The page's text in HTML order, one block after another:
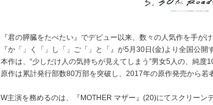
『君の膵臓をたべたい』でデビュー以来、数々の人気作を手が
『か「」く「」し「」ご「」と「』が5月30日(金)より全国公開
本作は、“少しだけ人の気持ちが見えてしまう”男女5人の、純度
原作は累計発行部数80万部を突破し、2017年の原作発売から若
W主演を務めるのは、『MOTHER マザー』(20)にてスクリーン